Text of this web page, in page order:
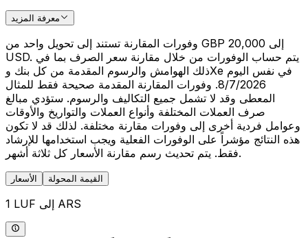
معرفة المزيد
وفورات المقارنة تستند إلى تحويل واحد من GBP 20,000 إلى
USD. يتم حساب الوفورات من خلال مقارنة سعر الصرف بما في
ذلك الهوامش والرسوم المقدمة من كل بنك وXe في نفس اليوم
8/7/2026. وفورات المقارنة المقدمة صحيحة فقط للمثال
المعطى وقد لا تشمل جميع التكاليف والرسوم. ستؤدي مبالغ
صرف العملات المختلفة وأنواع العملات والتواريخ والأوقات
وعوامل فردية أخرى إلى وفورات مقارنة مختلفة. لذلك قد لا تكون
هذه النتائج مؤشراً على الوفورات الفعلية ويجب استخدامها للإرشاد
فقط. يتم تحديث رسم مقارنة الأسعار كل ثلاثة أشهر.
الأسعار القيمة المحولة
1 LUF إلى ARS